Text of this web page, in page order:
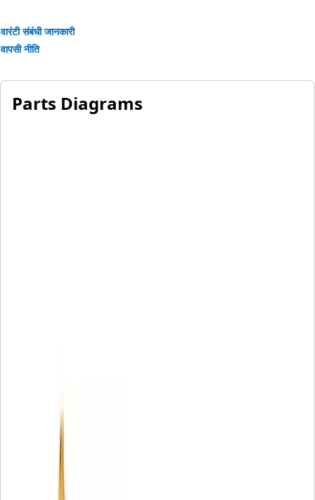
वारंटी संबंधी जानकारी
वापसी नीति
Parts Diagrams